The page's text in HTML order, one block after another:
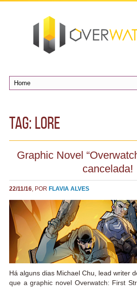
TAG: Lore
Graphic Novel
cancelada!
22/11/16, POR FLAVIA ALVES
Há alguns dias Michael Chu, lead writer
que a graphic novel Overwatch: First